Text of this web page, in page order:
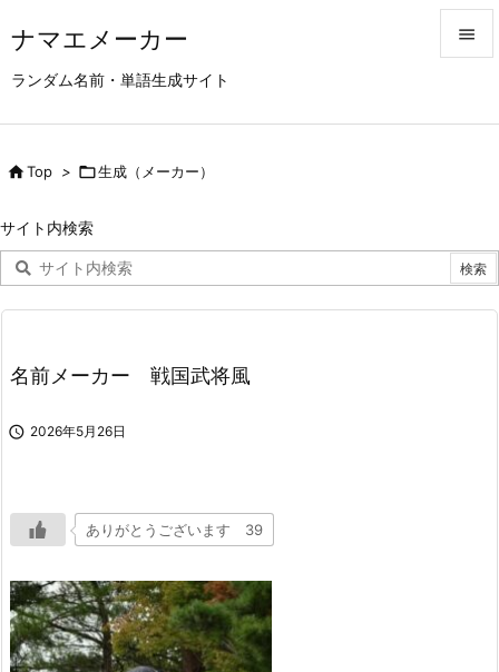
ナマエメーカー
ランダム名前・単語生成サイト


次へ

Top > 生成（メーカー）
サイト内検索
名前メーカー 戦国武将風
 2026年5月26日
ありがとうございます 39